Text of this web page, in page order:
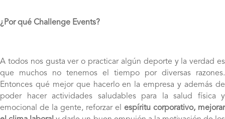
¿Por qué Challenge Events?
A todos nos gusta ver o practicar algún deporte y la verdad es
que muchos no tenemos el tiempo por diversas razones.
Entonces qué mejor que hacerlo en la empresa y además de
poder hacer actividades saludables para la salud física y
emocional de la gente, reforzar el espíritu corporativo, mejorar